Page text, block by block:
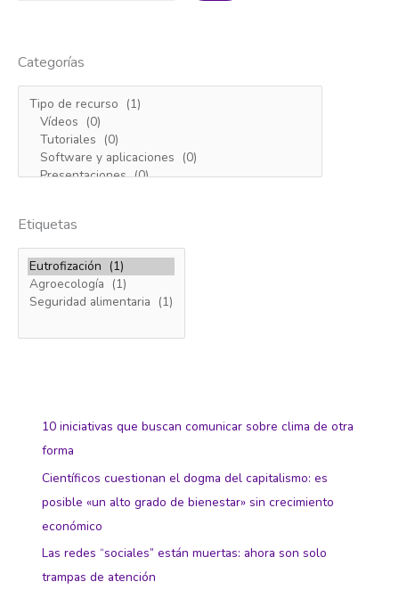
Categorías
Etiquetas
10 iniciativas que buscan comunicar sobre clima de otra
forma
Científicos cuestionan el dogma del capitalismo: es
posible «un alto grado de bienestar» sin crecimiento
económico
Las redes “sociales” están muertas: ahora son solo
trampas de atención